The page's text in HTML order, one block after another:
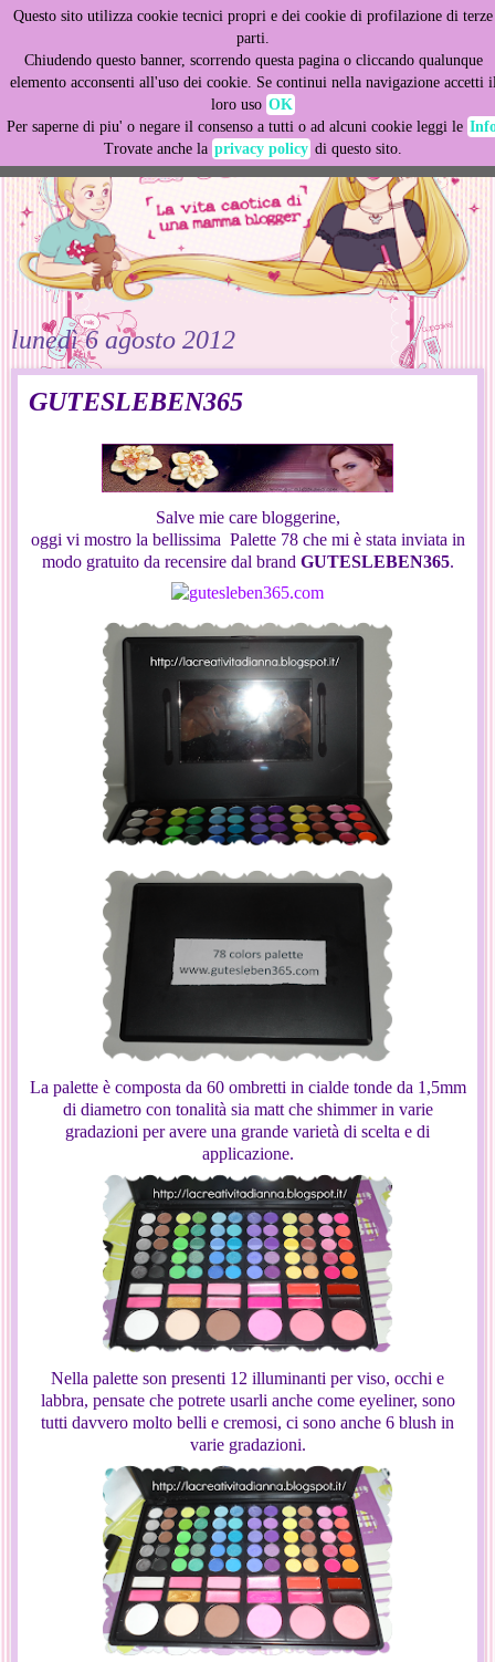
Questo sito utilizza cookie tecnici propri e dei cookie di profilazione di terze
parti.
Chiudendo questo banner, scorrendo questa pagina o cliccando qualunque
elemento acconsenti all'uso dei cookie. Se continui nella navigazione accetti
loro uso OK
Per saperne di piu' o negare il consenso a tutti o ad alcuni cookie leggi le
Trovate anche la privacy policy di questo sito.
lunedì 6 agosto 2012
GUTESLEBEN365
Salve mie care bloggerine,
oggi vi mostro la bellissima Palette 78 che mi è stata inviata in
modo gratuito da recensire dal brand GUTESLEBEN365.
La palette è composta da 60 ombretti in cialde tonde da 1,5mm
di diametro con tonalità sia matt che shimmer in varie
gradazioni per avere una grande varietà di scelta e di
applicazione.
Nella palette son presenti 12 illuminanti per viso, occhi e
labbra, pensate che potrete usarli anche come eyeliner, sono
tutti davvero molto belli e cremosi, ci sono anche 6 blush in
varie gradazioni.
This site uses cookies from Google to deliver its services
and to analyze traffic. Your IP address and user-agent are
shared with Google along with performance and security
metrics to ensure quality of service, generate usage
statistics, and to detect and address abuse.
LEARN MORE GOT IT